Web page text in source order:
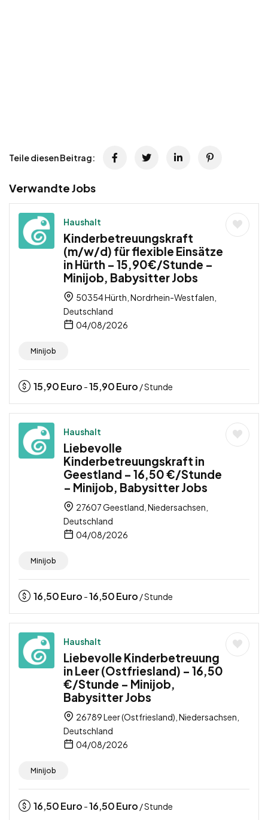
Teile diesen Beitrag:
Verwandte Jobs
Haushalt
Kinderbetreuungskraft
(m/w/d) für flexible Einsätze
in Hürth – 15,90€/Stunde –
Minijob, Babysitter Jobs
50354 Hürth, Nordrhein-Westfalen,
Deutschland
04/08/2026
Minijob
15,90Euro -15,90Euro / Stunde
Haushalt
Liebevolle
Kinderbetreuungskraft in
Geestland – 16,50 €/Stunde
– Minijob, Babysitter Jobs
27607 Geestland, Niedersachsen,
Deutschland
04/08/2026
Minijob
16,50Euro -16,50Euro / Stunde
Haushalt
Liebevolle Kinderbetreuung
in Leer (Ostfriesland) – 16,50
€/Stunde – Minijob,
Babysitter Jobs
26789 Leer (Ostfriesland), Niedersachsen,
Deutschland
04/08/2026
Minijob
16,50Euro -16,50Euro / Stunde